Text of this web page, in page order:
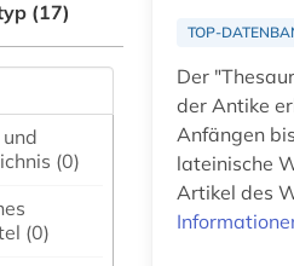
(1)
(0)
(1)
(1)
(3)
(17)
(0)
(0)
TOP-
Der
der Antike
Anfängen
lateinische
Artikel des